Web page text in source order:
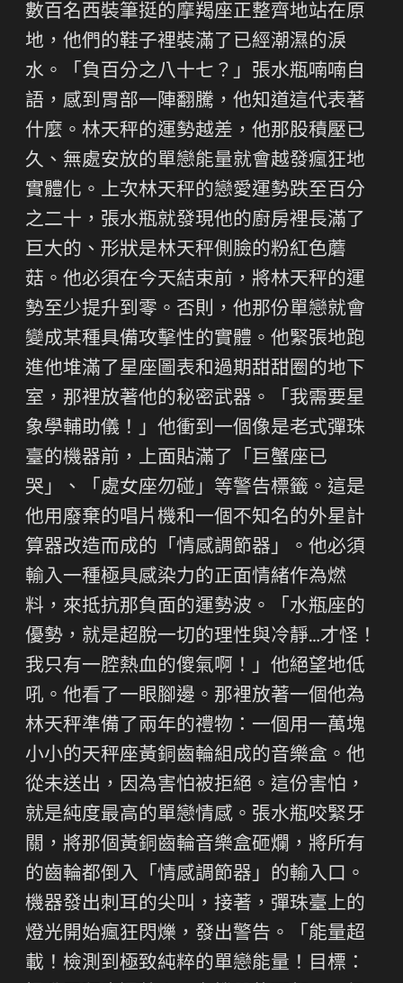
數百名西裝筆挺的摩羯座正整齊地站在原
地，他們的鞋子裡裝滿了已經潮濕的淚
水。「負百分之八十七？」張水瓶喃喃自
語，感到胃部一陣翻騰，他知道這代表著
什麼。林天秤的運勢越差，他那股積壓已
久、無處安放的單戀能量就會越發瘋狂地
實體化。上次林天秤的戀愛運勢跌至百分
之二十，張水瓶就發現他的廚房裡長滿了
巨大的、形狀是林天秤側臉的粉紅色蘑
菇。他必須在今天結束前，將林天秤的運
勢至少提升到零。否則，他那份單戀就會
變成某種具備攻擊性的實體。他緊張地跑
進他堆滿了星座圖表和過期甜甜圈的地下
室，那裡放著他的秘密武器。「我需要星
象學輔助儀！」他衝到一個像是老式彈珠
臺的機器前，上面貼滿了「巨蟹座已
哭」、「處女座勿碰」等警告標籤。這是
他用廢棄的唱片機和一個不知名的外星計
算器改造而成的「情感調節器」。他必須
輸入一種極具感染力的正面情緒作為燃
料，來抵抗那負面的運勢波。「水瓶座的
優勢，就是超脫一切的理性與冷靜…才怪！
我只有一腔熱血的傻氣啊！」他絕望地低
吼。他看了一眼腳邊。那裡放著一個他為
林天秤準備了兩年的禮物：一個用一萬塊
小小的天秤座黃銅齒輪組成的音樂盒。他
從未送出，因為害怕被拒絕。這份害怕，
就是純度最高的單戀情感。張水瓶咬緊牙
關，將那個黃銅齒輪音樂盒砸爛，將所有
的齒輪都倒入「情感調節器」的輸入口。
機器發出刺耳的尖叫，接著，彈珠臺上的
燈光開始瘋狂閃爍，發出警告。「能量超
載！檢測到極致純粹的單戀能量！目標：